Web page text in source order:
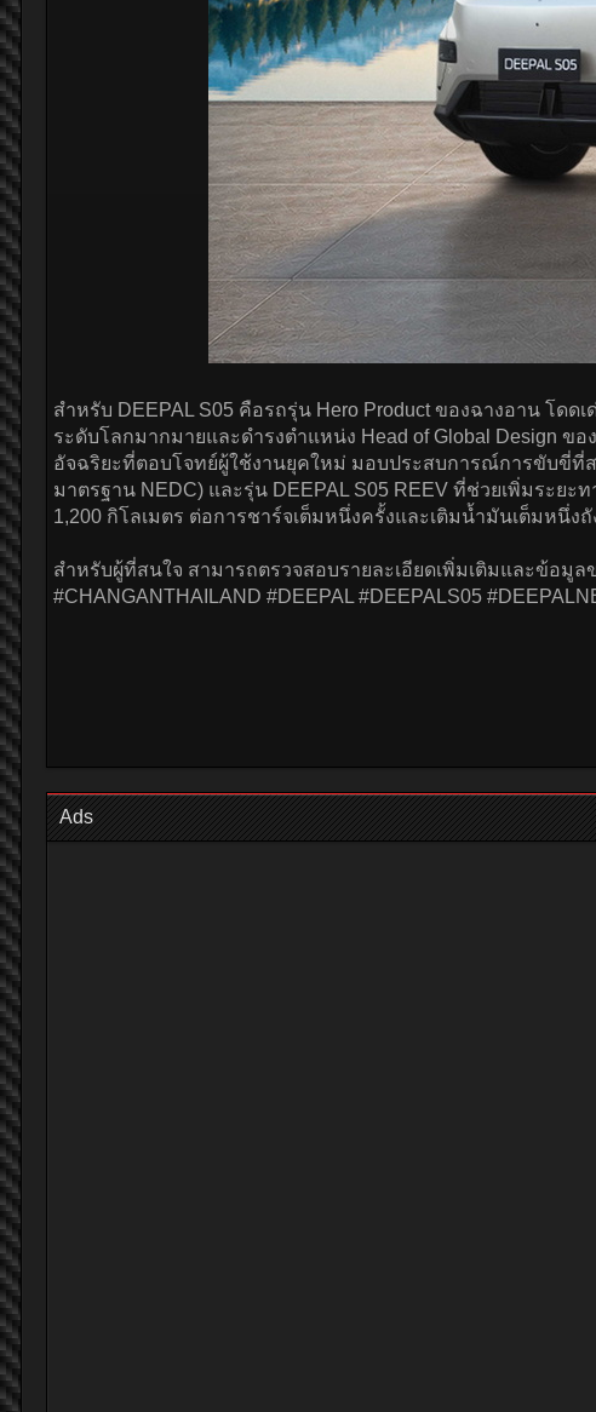
สำหรับ DEEPAL S05 คือรถรุ่น Hero Product ของฉางอาน โด
ระดับโลกมากมายและดำรงตำแหน่ง Head of Global Design ข
อัจฉริยะที่ตอบโจทย์ผู้ใช้งานยุคใหม่ มอบประสบการณ์การขับขี่ที่ส
มาตรฐาน NEDC) และรุ่น DEEPAL S05 REEV ที่ช่วยเพิ่มระยะ
1,200 กิโลเมตร ต่อการชาร์จเต็มหนึ่งครั้งและเติมน้ำมันเต็มหนึ่ง
สำหรับผู้ที่สนใจ สามารถตรวจสอบรายละเอียดเพิ่มเติมและข้อมูล
#CHANGANTHAILAND #DEEPAL #DEEPALS05
Ads